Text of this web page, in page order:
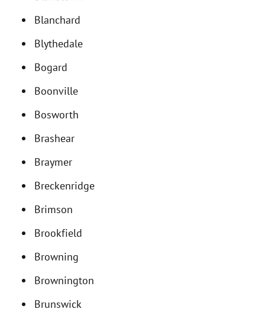
Blanchard
Blythedale
Bogard
Boonville
Bosworth
Brashear
Braymer
Breckenridge
Brimson
Brookfield
Browning
Brownington
Brunswick